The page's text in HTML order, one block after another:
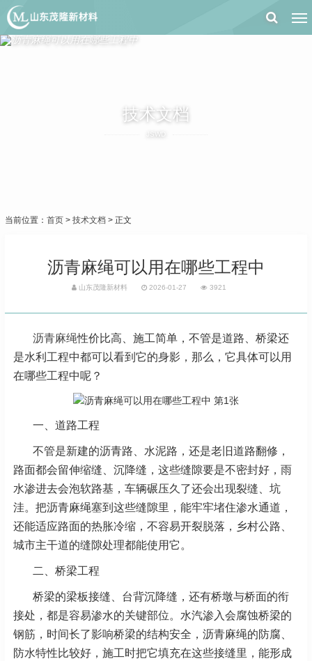
技术文档
JSWD
当前位置： 首页 > 技术文档 > 正文
沥青麻绳可以用在哪些工程中
山东茂隆新材料 2026-01-27 3921
沥青麻绳性价比高、施工简单，不管是道路、桥梁还
是水利工程中都可以看到它的身影，那么，它具体可以用
在哪些工程中呢？
一、道路工程
不管是新建的沥青路、水泥路，还是老旧道路翻修，
路面都会留伸缩缝、沉降缝，这些缝隙要是不密封好，雨
水渗进去会泡软路基，车辆碾压久了还会出现裂缝、坑
洼。把沥青麻绳塞到这些缝隙里，能牢牢堵住渗水通道，
还能适应路面的热胀冷缩，不容易开裂脱落，乡村公路、
城市主干道的缝隙处理都能使用它。
二、桥梁工程
桥梁的梁板接缝、台背沉降缝，还有桥墩与桥面的衔
接处，都是容易渗水的关键部位。水汽渗入会腐蚀桥梁的
钢筋，时间长了影响桥梁的结构安全，沥青麻绳的防腐、
防水特性比较好，施工时把它填充在这些接缝里，能形成